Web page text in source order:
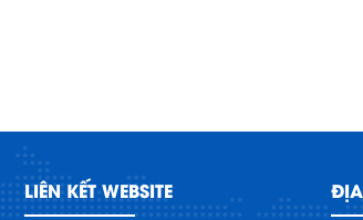
LIÊN KẾT WEBSITE